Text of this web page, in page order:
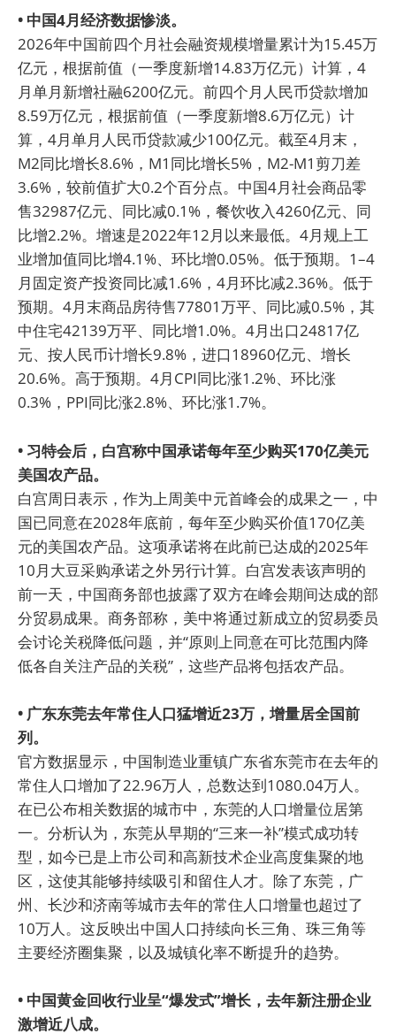
• 中国4月经济数据惨淡。
2026年中国前四个月社会融资规模增量累计为15.45万
亿元，根据前值（一季度新增14.83万亿元）计算，4
月单月新增社融6200亿元。前四个月人民币贷款增加
8.59万亿元，根据前值（一季度新增8.6万亿元）计
算，4月单月人民币贷款减少100亿元。截至4月末，
M2同比增长8.6%，M1同比增长5%，M2-M1剪刀差
3.6%，较前值扩大0.2个百分点。中国4月社会商品零
售32987亿元、同比减0.1%，餐饮收入4260亿元、同
比增2.2%。增速是2022年12月以来最低。4月规上工
业增加值同比增4.1%、环比增0.05%。低于预期。1–4
月固定资产投资同比减1.6%，4月环比减2.36%。低于
预期。4月末商品房待售77801万平、同比减0.5%，其
中住宅42139万平、同比增1.0%。4月出口24817亿
元、按人民币计增长9.8%，进口18960亿元、增长
20.6%。高于预期。4月CPI同比涨1.2%、环比涨
0.3%，PPI同比涨2.8%、环比涨1.7%。
• 习特会后，白宫称中国承诺每年至少购买170亿美元
美国农产品。
白宫周日表示，作为上周美中元首峰会的成果之一，中
国已同意在2028年底前，每年至少购买价值170亿美
元的美国农产品。这项承诺将在此前已达成的2025年
10月大豆采购承诺之外另行计算。白宫发表该声明的
前一天，中国商务部也披露了双方在峰会期间达成的部
分贸易成果。商务部称，美中将通过新成立的贸易委员
会讨论关税降低问题，并“原则上同意在可比范围内降
低各自关注产品的关税”，这些产品将包括农产品。
• 广东东莞去年常住人口猛增近23万，增量居全国前
列。
官方数据显示，中国制造业重镇广东省东莞市在去年的
常住人口增加了22.96万人，总数达到1080.04万人。
在已公布相关数据的城市中，东莞的人口增量位居第
一。分析认为，东莞从早期的“三来一补”模式成功转
型，如今已是上市公司和高新技术企业高度集聚的地
区，这使其能够持续吸引和留住人才。除了东莞，广
州、长沙和济南等城市去年的常住人口增量也超过了
10万人。这反映出中国人口持续向长三角、珠三角等
主要经济圈集聚，以及城镇化率不断提升的趋势。
• 中国黄金回收行业呈“爆发式”增长，去年新注册企业
激增近八成。